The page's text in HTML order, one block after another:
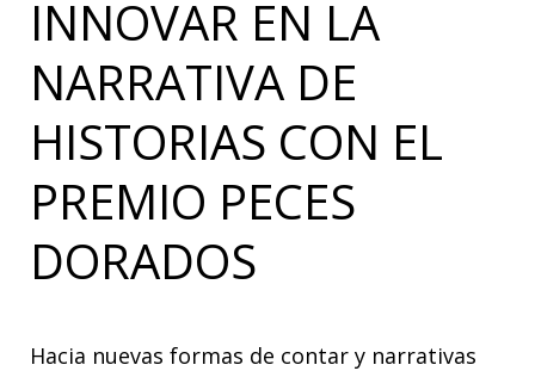
INNOVAR EN LA
NARRATIVA DE
HISTORIAS CON EL
PREMIO PECES
DORADOS
Hacia nuevas formas de contar y narrativas